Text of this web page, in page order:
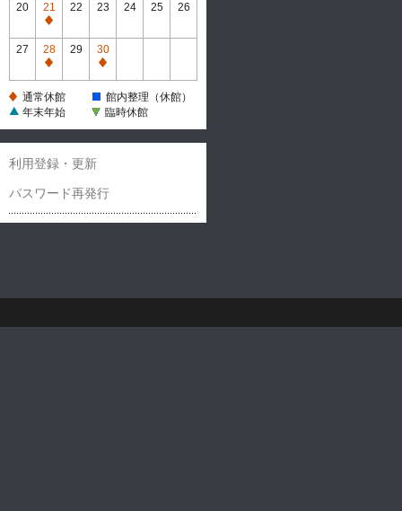
休
館
20
21
通
常
休
館
22 23 24 25 26
27
28
通
休
29
30
通
休
通常休館
館内整理（休館）
年末年始
臨時休館
利用登録・更新
パスワード再発行